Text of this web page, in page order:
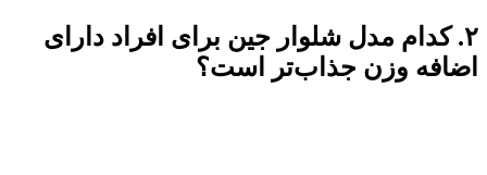
۲. کدام مدل شلوار جین برای افراد دارای
اضافه وزن جذاب‌تر است؟